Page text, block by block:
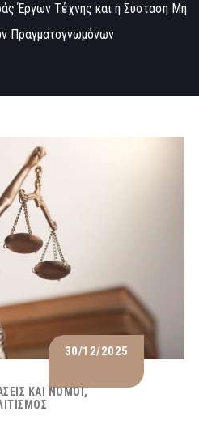
Έργων Τέχνης και η Σύσταση Μη
Πραγματογνωμόνων
30/12/2025
ΚΑΙ ΝΌΜΟΙ